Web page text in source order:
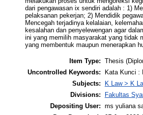
dari pengawasan ix sendiri adalah : 1)
pelaksanan pekerjan; 2) Mendidik
Mencegah terjadinya kelalaian,
kesalahan dan penyelewengan agar
ini yang memilih masyarakat yang tidak
yang membentuk maupun menerapkan
Item Type: Thesis
Uncontrolled Keywords:
Kata Kunci :
Subjects:
K Law > K
Divisions:
Fakultas
Depositing User: ms yuliana